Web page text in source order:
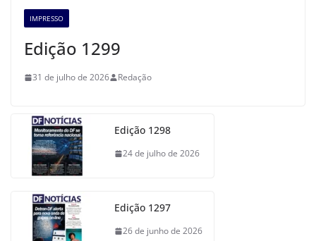
IMPRESSO
Edição 1299
31 de julho de 2026 Redação
Edição 1298
24 de julho de 2026
Edição 1297
26 de junho de 2026